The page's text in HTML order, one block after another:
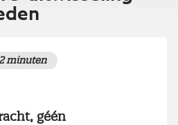
minuten
géén